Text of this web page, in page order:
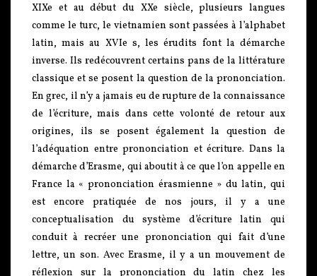
XIXe et au début du XXe siècle, plusieurs langues
comme le turc, le vietnamien sont passées à l’alphabet
latin, mais au XVIe s, les érudits font la démarche
inverse. Ils redécouvrent certains pans de la littérature
classique et se posent la question de la prononciation.
En grec, il n’y a jamais eu de rupture de la connaissance
de l’écriture, mais dans cette volonté de retour aux
origines, ils se posent également la question de
l’adéquation entre prononciation et écriture. Dans la
démarche d’Erasme, qui aboutit à ce que l’on appelle en
France la « prononciation érasmienne » du latin, qui
est encore pratiquée de nos jours, il y a une
conceptualisation du système d’écriture latin qui
conduit à recréer une prononciation qui fait d’une
lettre, un son. Avec Erasme, il y a un mouvement de
réflexion sur la prononciation du latin chez les